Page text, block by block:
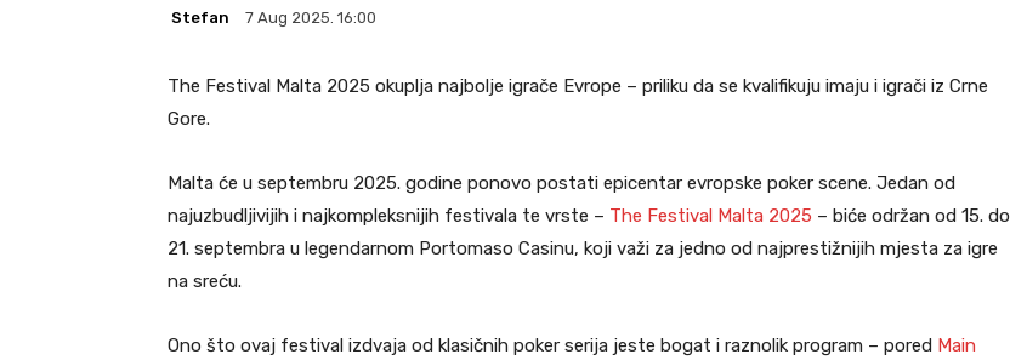
Stefan 7 Aug 2025. 16:00
The Festival Malta 2025 okuplja najbolje igrače Evrope – priliku da se kvalifikuju imaju i igrači iz Crne
Gore.
Malta će u septembru 2025. godine ponovo postati epicentar evropske poker scene. Jedan od
najuzbudljivijih i najkompleksnijih festivala te vrste – The Festival Malta 2025 – biće održan od 15. do
21. septembra u legendarnom Portomaso Casinu, koji važi za jedno od najprestižnijih mjesta za igre
na sreću.
Ono što ovaj festival izdvaja od klasičnih poker serija jeste bogat i raznolik program – pored Main